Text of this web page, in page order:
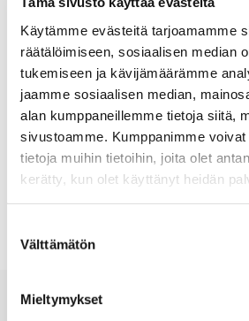
Käytämme evästeitä tarjoamamme
räätälöimiseen, sosiaalisen median
tukemiseen ja kävijämäärämme
jaamme sosiaalisen median,
alan kumppaneillemme tietoja siitä,
sivustoamme. Kumppanimme
tietoja muihin tietoihin, joita olet
kerätty, kun olet käyttänyt heidän
valinta
Välttämätön
Mieltymykset
Lisätiedot
Jalkatasoelementti MUP kalusteiden
kaluste). Korkeus 15 cm. 6 kpl jalkoja.
Mitat